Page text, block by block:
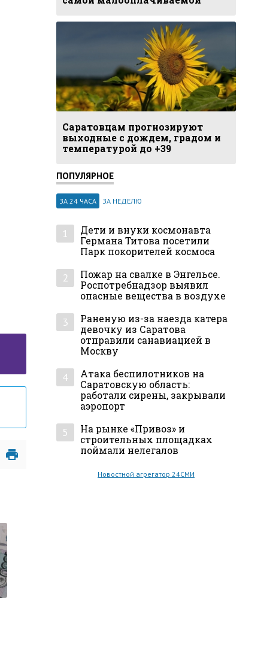
Саратовцам прогнозируют
выходные с дождем, градом и
температурой до +39
ПОПУЛЯРНОЕ
ЗА 24 ЧАСА ЗА НЕДЕЛЮ
1
Дети и внуки космонавта
Германа Титова посетили
Парк покорителей космоса
2
Пожар на свалке в Энгельсе.
Роспотребнадзор выявил
опасные вещества в воздухе
3
Раненую из-за наезда катера
девочку из Саратова
отправили санавиацией в
Москву
4
Атака беспилотников на
Саратовскую область:
работали сирены, закрывали
аэропорт
5
На рынке «Привоз» и
строительных площадках
поймали нелегалов
Новостной агрегатор 24СМИ